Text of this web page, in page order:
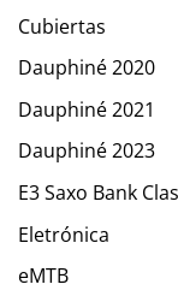
Cubiertas
Dauphiné 2020
Dauphiné 2021
Dauphiné 2023
E3 Saxo Bank
Eletrónica
eMTB